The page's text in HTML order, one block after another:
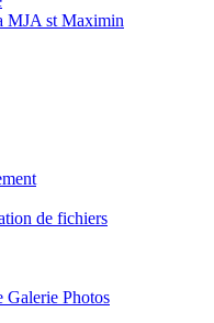
MJA st Maximin
de fichiers
Galerie Photos